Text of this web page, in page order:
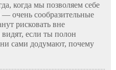
когда мы позволяем себе
очень сообразительные
рисковать вне
если ты полон
сами додумают, почему